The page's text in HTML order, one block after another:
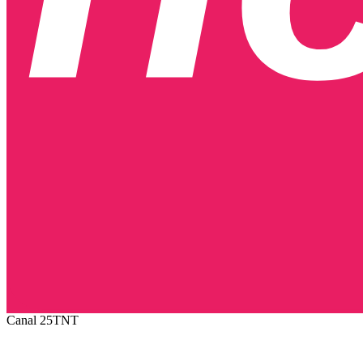
Canal 25TNT